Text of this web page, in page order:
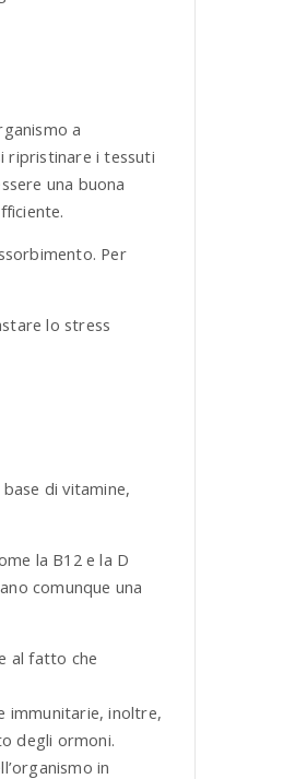
a
ripristinare i tessuti
una buona
Per
lo stress
di vitamine,
la B12 e la D
comunque una
al fatto che
immunitarie, inoltre,
degli ormoni.
in